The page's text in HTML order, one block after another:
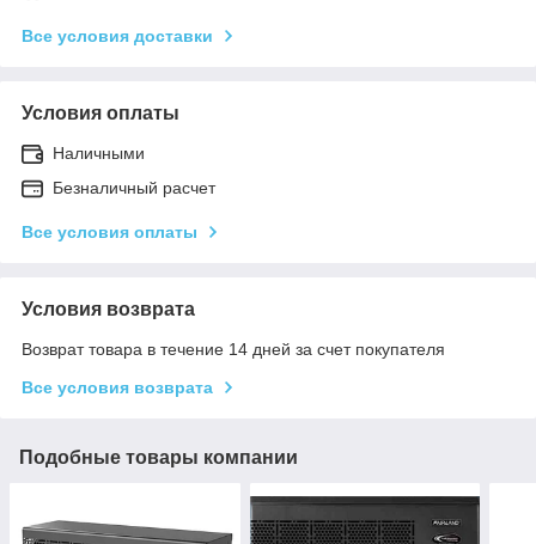
Все условия доставки
Условия оплаты
Наличными
Безналичный расчет
Все условия оплаты
Условия возврата
Возврат товара в течение 14 дней за счет покупателя
Все условия возврата
Подобные товары компании